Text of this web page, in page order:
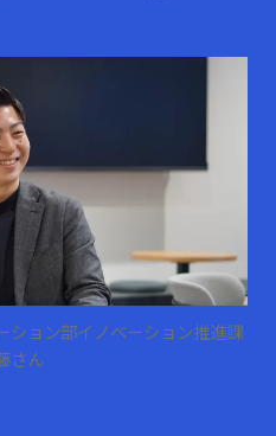
ション部イノベーション推進課
さん